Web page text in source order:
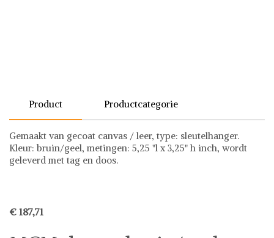
Product Productcategorie
Gemaakt van gecoat canvas / leer, type: sleutelhanger.
Kleur: bruin/geel, metingen: 5,25 "l x 3,25" h inch, wordt
geleverd met tag en doos.
€ 187,71